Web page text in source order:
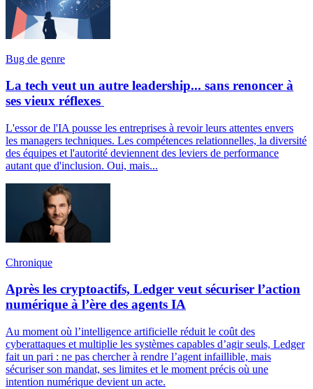
Bug de genre
La tech veut un autre leadership... sans renoncer à
ses vieux réflexes
L'essor de l'IA pousse les entreprises à revoir leurs attentes envers
les managers techniques. Les compétences relationnelles, la diversité
des équipes et l'autorité deviennent des leviers de performance
autant que d'inclusion. Oui, mais...
Chronique
Après les cryptoactifs, Ledger veut sécuriser l’action
numérique à l’ère des agents IA
Au moment où l’intelligence artificielle réduit le coût des
cyberattaques et multiplie les systèmes capables d’agir seuls, Ledger
fait un pari : ne pas chercher à rendre l’agent infaillible, mais
sécuriser son mandat, ses limites et le moment précis où une
intention numérique devient un acte.